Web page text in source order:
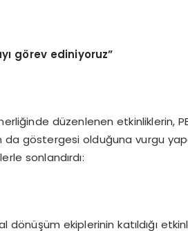
görev ediniyoruz”
düzenlenen etkinliklerin,
göstergesi olduğuna vurgu
sonlandırdı:
ekiplerinin katıldığı